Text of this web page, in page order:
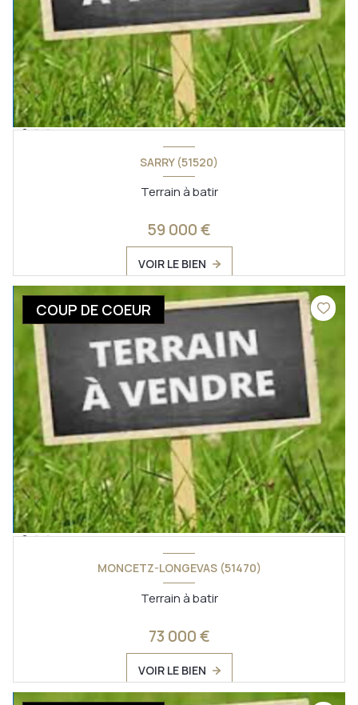
SARRY (51520)
Terrain à batir
59 000 €
VOIR LE BIEN
COUP DE COEUR
MONCETZ-LONGEVAS (51470)
Terrain à batir
73 000 €
VOIR LE BIEN